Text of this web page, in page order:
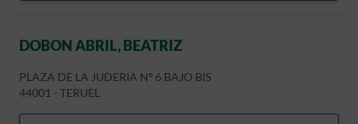
DOBON ABRIL, BEATRIZ
PLAZA DE LA JUDERIA Nº 6 BAJO BIS
44001 - TERUEL